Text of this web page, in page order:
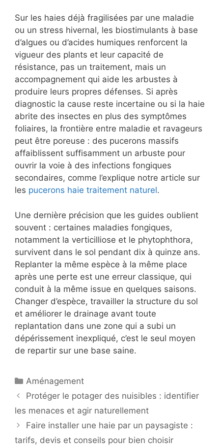
Sur les haies déjà fragilisées par une maladie
ou un stress hivernal, les biostimulants à base
d’algues ou d’acides humiques renforcent la
vigueur des plants et leur capacité de
résistance, pas un traitement, mais un
accompagnement qui aide les arbustes à
produire leurs propres défenses. Si après
diagnostic la cause reste incertaine ou si la haie
abrite des insectes en plus des symptômes
foliaires, la frontière entre maladie et ravageurs
peut être poreuse : des pucerons massifs
affaiblissent suffisamment un arbuste pour
ouvrir la voie à des infections fongiques
secondaires, comme l’explique notre article sur
les pucerons haie traitement naturel.
Une dernière précision que les guides oublient
souvent : certaines maladies fongiques,
notamment la verticilliose et le phytophthora,
survivent dans le sol pendant dix à quinze ans.
Replanter la même espèce à la même place
après une perte est une erreur classique, qui
conduit à la même issue en quelques saisons.
Changer d’espèce, travailler la structure du sol
et améliorer le drainage avant toute
replantation dans une zone qui a subi un
dépérissement inexpliqué, c’est le seul moyen
de repartir sur une base saine.
Catégories
Aménagement
Protéger le potager des nuisibles : identifier
les menaces et agir naturellement
Faire installer une haie par un paysagiste :
tarifs, devis et conseils pour bien choisir